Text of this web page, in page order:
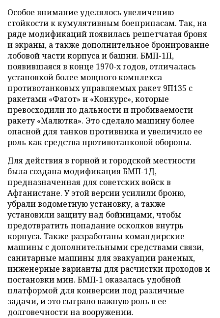
Особое внимание уделялось увеличению
стойкости к кумулятивным боеприпасам. Так, на
ряде модификаций появилась решетчатая броня
и экраны, а также дополнительное бронирование
лобовой части корпуса и башни. БМП-1П,
появившаяся в конце 1970-х годов, отличалась
установкой более мощного комплекса
противотанковых управляемых ракет 9П135 с
ракетами «Фагот» и «Конкурс», которые
превосходили по дальности и пробиваемости
ракету «Малютка». Это сделало машину более
опасной для танков противника и увеличило ее
роль как средства противотанковой обороны.
Для действия в горной и городской местности
была создана модификация БМП-1Д,
предназначенная для советских войск в
Афганистане. У этой версии усилили броню,
убрали водометную установку, а также
установили защиту над бойницами, чтобы
предотвратить попадание осколков внутрь
корпуса. Также разработаны командирские
машины с дополнительными средствами связи,
санитарные машины для эвакуации раненых,
инженерные варианты для расчистки проходов и
постановки мин. БМП-1 оказалась удобной
платформой для конверсии под различные
задачи, и это сыграло важную роль в ее
долговечности на вооружении.